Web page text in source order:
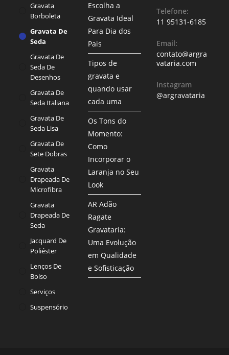
Gravata
Borboleta
Gravata De
Seda
Gravata De
Seda De
Desenhos
Gravata De
Seda Italiana
Gravata De
Seda Lisa
Gravata De
Sete Dobras
Gravata
Drapeada De
Microfibra
Gravata
Drapeada De
Seda
Jacquard De
Poliéster
Lenços De
Bolso
Serviços
Suspensório
Escolha a
Gravata Ideal
Para Dia dos
Pais
Tipos de
gravata e
quando usar
cada uma
Os Tons do
Momento:
Como
Incorporar o
Laranja no Seu
Look
AR Adão
Ragate
Gravataria:
Uma Evolução
em Qualidade
e Sofisticação
Telefone:
11 95131-6185
Email:
contato@argra
vataria.com
Instagram
@argravataria